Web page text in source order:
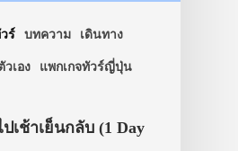
ร์ บทความ เดินทาง
เอง แพกเกจทัวร์ญี่ปุ่น
เช้าเย็นกลับ (1 Day